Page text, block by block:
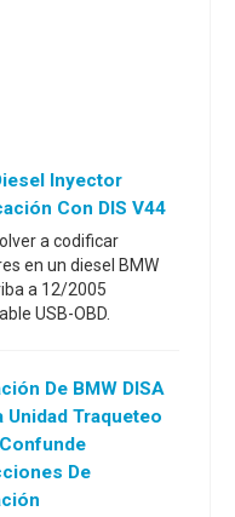
Inyector
Con DIS V44
a codificar
en un diesel BMW
a 12/2005
USB-OBD.
De BMW DISA
Unidad Traqueteo
De